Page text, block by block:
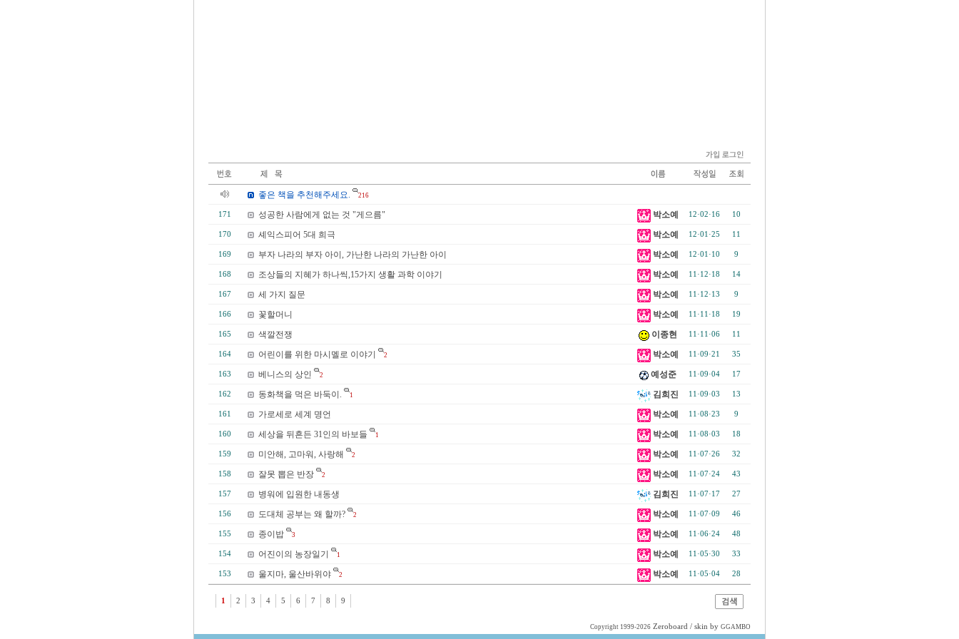
좋은 책을 추천해주세요. 216
171 성공한 사람에게 없는 것 "게으름" 박소예 12·02·16 10
170 셰익스피어 5대 희극 박소예 12·01·25 11
169 부자 나라의 부자 아이, 가난한 나라의 가난한 아이 박소예 12·01·10 9
168 조상들의 지혜가 하나씩,15가지 생활 과학 이야기 박소예 11·12·18 14
167 세 가지 질문 박소예 11·12·13 9
166 꽃할머니 박소예 11·11·18 19
165 색깔전쟁 이종현 11·11·06 11
164 어린이를 위한 마시멜로 이야기 2 박소예 11·09·21 35
163 베니스의 상인 2 예성준 11·09·04 17
162 동화책을 먹은 바둑이. 1 김희진 11·09·03 13
161 가로세로 세계 명언 박소예 11·08·23 9
160 세상을 뒤흔든 31인의 바보들 1 박소예 11·08·03 18
159 미안해, 고마워, 사랑해 2 박소예 11·07·26 32
158 잘못 뽑은 반장 2 박소예 11·07·24 43
157 병워에 입원한 내동생 김희진 11·07·17 27
156 도대체 공부는 왜 할까? 2 박소예 11·07·09 46
155 종이밥 3 박소예 11·06·24 48
154 어진이의 농장일기 1 박소예 11·05·30 33
153 울지마, 울산바위야 2 박소예 11·05·04 28
1 2 3 4 5 6 7 8 9
Copyright 1999-2026 Zeroboard / skin by GGAMBO